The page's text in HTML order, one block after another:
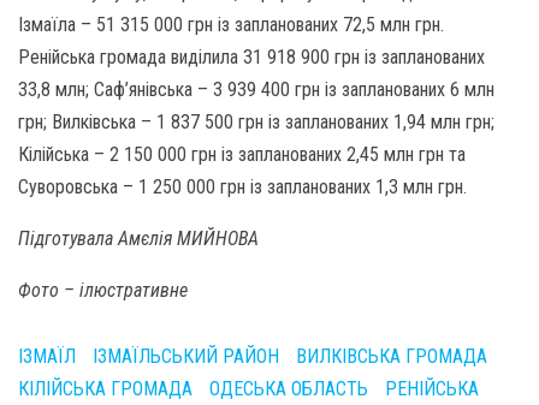
Ізмаїла – 51 315 000 грн із запланованих 72,5 млн грн.
Ренійська громада виділила 31 918 900 грн із запланованих
33,8 млн; Саф’янівська – 3 939 400 грн із запланованих 6 млн
грн; Вилківська – 1 837 500 грн із запланованих 1,94 млн грн;
Кілійська – 2 150 000 грн із запланованих 2,45 млн грн та
Суворовська – 1 250 000 грн із запланованих 1,3 млн грн.
Підготувала Амєлія МИЙНОВА
Фото – ілюстративне
ІЗМАЇЛ ІЗМАЇЛЬСЬКИЙ РАЙОН
ВИЛКІВСЬКА ГРОМАДА
КІЛІЙСЬКА ГРОМАДА
ОДЕСЬКА ОБЛАСТЬ
РЕНІЙСЬКА